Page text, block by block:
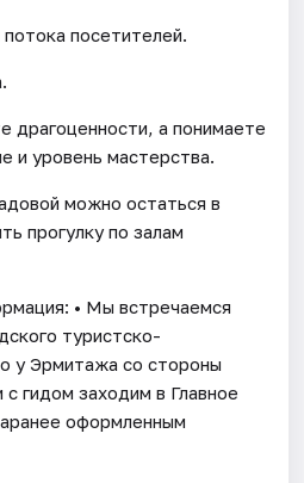
посетителей.
драгоценности, а понимаете
и уровень мастерства.
можно остаться в
прогулку по залам
• Мы встречаемся
туристско-
у Эрмитажа со стороны
гидом заходим в Главное
оформленным